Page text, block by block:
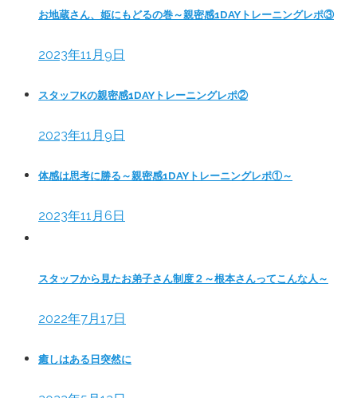
お地蔵さん、姫にもどるの巻～親密感1DAYトレーニングレポ③
2023年11月9日
スタッフKの親密感1DAYトレーニングレポ②
2023年11月9日
体感は思考に勝る～親密感1DAYトレーニングレポ①～
2023年11月6日
スタッフから見たお弟子さん制度２～根本さんってこんな人～
2022年7月17日
癒しはある日突然に